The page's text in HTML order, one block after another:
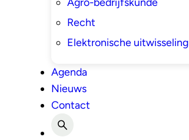
Recht
Elektronische uitwisseling
Agenda
Nieuws
Contact